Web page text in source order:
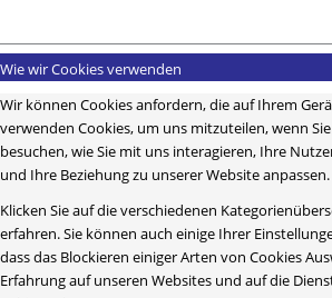
Wie wir Cookies verwenden
Wir können Cookies anfordern, die auf Ihrem
verwenden Cookies, um uns mitzuteilen, wenn
besuchen, wie Sie mit uns interagieren, Ihre
und Ihre Beziehung zu unserer Website anpassen.
Klicken Sie auf die verschiedenen
erfahren. Sie können auch einige Ihrer
dass das Blockieren einiger Arten von Cookies
Erfahrung auf unseren Websites und auf die